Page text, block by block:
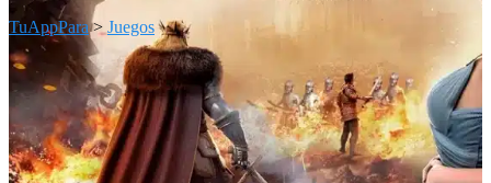
TuAppPara> Juegos